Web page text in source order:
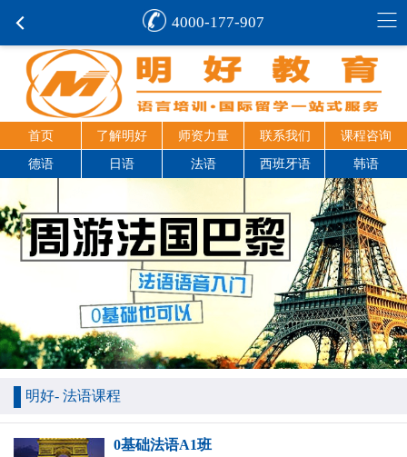
4000-177-907
首页 了解明好 师资力量 联系我们 课程咨询
德语 日语 法语 西班牙语 韩语
明好- 法语课程
0基础法语A1班